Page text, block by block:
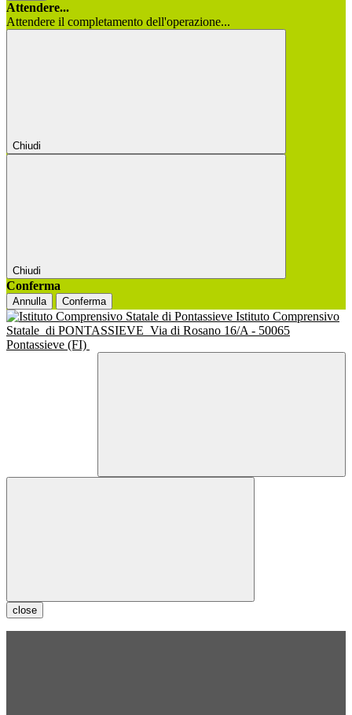
Attendere...
Attendere il completamento dell'operazione...
Chiudi
Chiudi
Conferma
Annulla Conferma
Istituto Comprensivo
Statale di PONTASSIEVE Via di Rosano 16/A - 50065
Pontassieve (FI)
close